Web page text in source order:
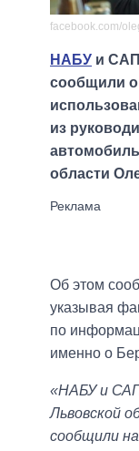
facebook.com/
НАБУ и
сообщили о
из
области
Об этом
указывая
по
именно о
«НАБУ и
Львовской
сообщили